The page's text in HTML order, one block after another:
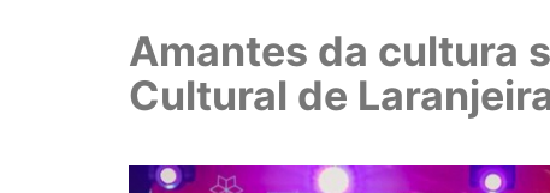
Amantes da cultura
Cultural de